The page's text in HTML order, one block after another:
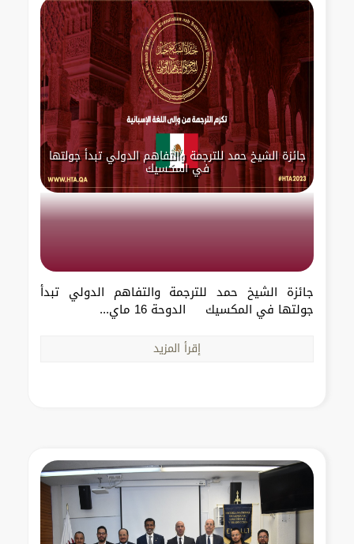
جائزة الشيخ حمد للترجمة والتفاهم الدولي تبدأ جولتها
في المكسيك
جائزة الشيخ حمد للترجمة والتفاهم الدولي تبدأ
جولتها في المكسيك الدوحة 16 ماي...
إقرأ المزيد